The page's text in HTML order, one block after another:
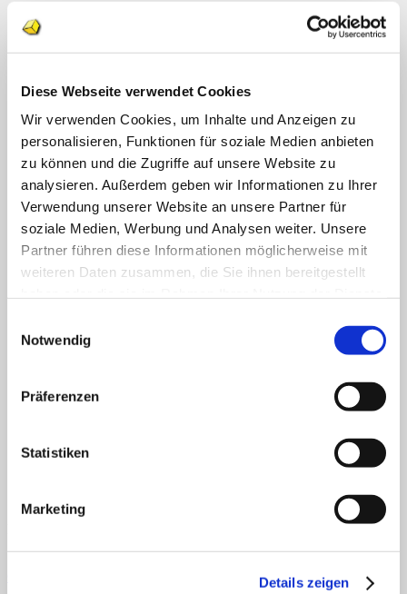
Diese Webseite verwendet Cookies
Wir verwenden Cookies, um Inhalte und Anzeigen zu
personalisieren, Funktionen für soziale Medien anbieten
zu können und die Zugriffe auf unsere Website zu
analysieren. Außerdem geben wir Informationen zu Ihrer
Verwendung unserer Website an unsere Partner für
soziale Medien, Werbung und Analysen weiter. Unsere
Partner führen diese Informationen möglicherweise mit
weiteren Daten zusammen, die Sie ihnen bereitgestellt
Notwendig
Präferenzen
Statistiken
Marketing
Details zeigen
Anfangsunterricht
Zahlenraum 100
Farben und Formen
Geld
Größen
Uhr
Sachunterricht
Englisch
Themenpakete
Druckwerke
Deutsch
Fertiges Material
Anfangsunterricht
Motorik
Klettmappen